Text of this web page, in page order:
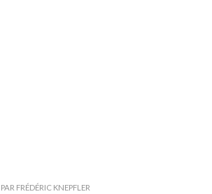
PAR FRÉDÉRIC KNEPFLER